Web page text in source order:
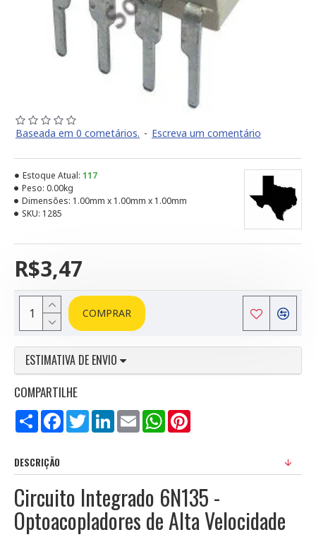
Baseada em 0 cometários. - Escreva um comentário
R$3,47
Estoque Atual: 117
Peso: 0.00kg
Dimensões: 1.00mm x 1.00mm x 1.00mm
SKU: 1285
COMPRAR
ESTIMATIVA DE ENVIO
COMPARTILHE
Compartilhar
FacebookTwitterLinkedInEmail WhatsApp
DESCRIÇÃO
Circuito Integrado 6N135 -
Optoacopladores de Alta Velocidade